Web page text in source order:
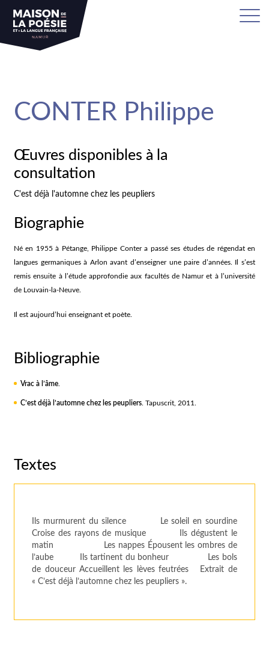
CONTER Philippe
Œuvres disponibles à la
consultation
C'est déjà l'automne chez les peupliers
Biographie
Né en 1955 à Pétange, Philippe Conter a passé ses études de régendat en
langues germaniques à Arlon avant d’enseigner une paire d’années. Il s’est
remis ensuite à l’étude approfondie aux facultés de Namur et à l’université
de Louvain-la-Neuve.
Il est aujourd’hui enseignant et poète.
Bibliographie
Vrac à l’âme.
C’est déjà l’automne chez les peupliers. Tapuscrit, 2011.
Textes
Ils murmurent du silence Le soleil en sourdine
Croise des rayons de musique Ils dégustent le
matin Les nappes Épousent les ombres de
l’aube Ils tartinent du bonheur Les bols
de douceur Accueillent les lèves feutrées Extrait de
« C’est déjà l’automne chez les peupliers ».